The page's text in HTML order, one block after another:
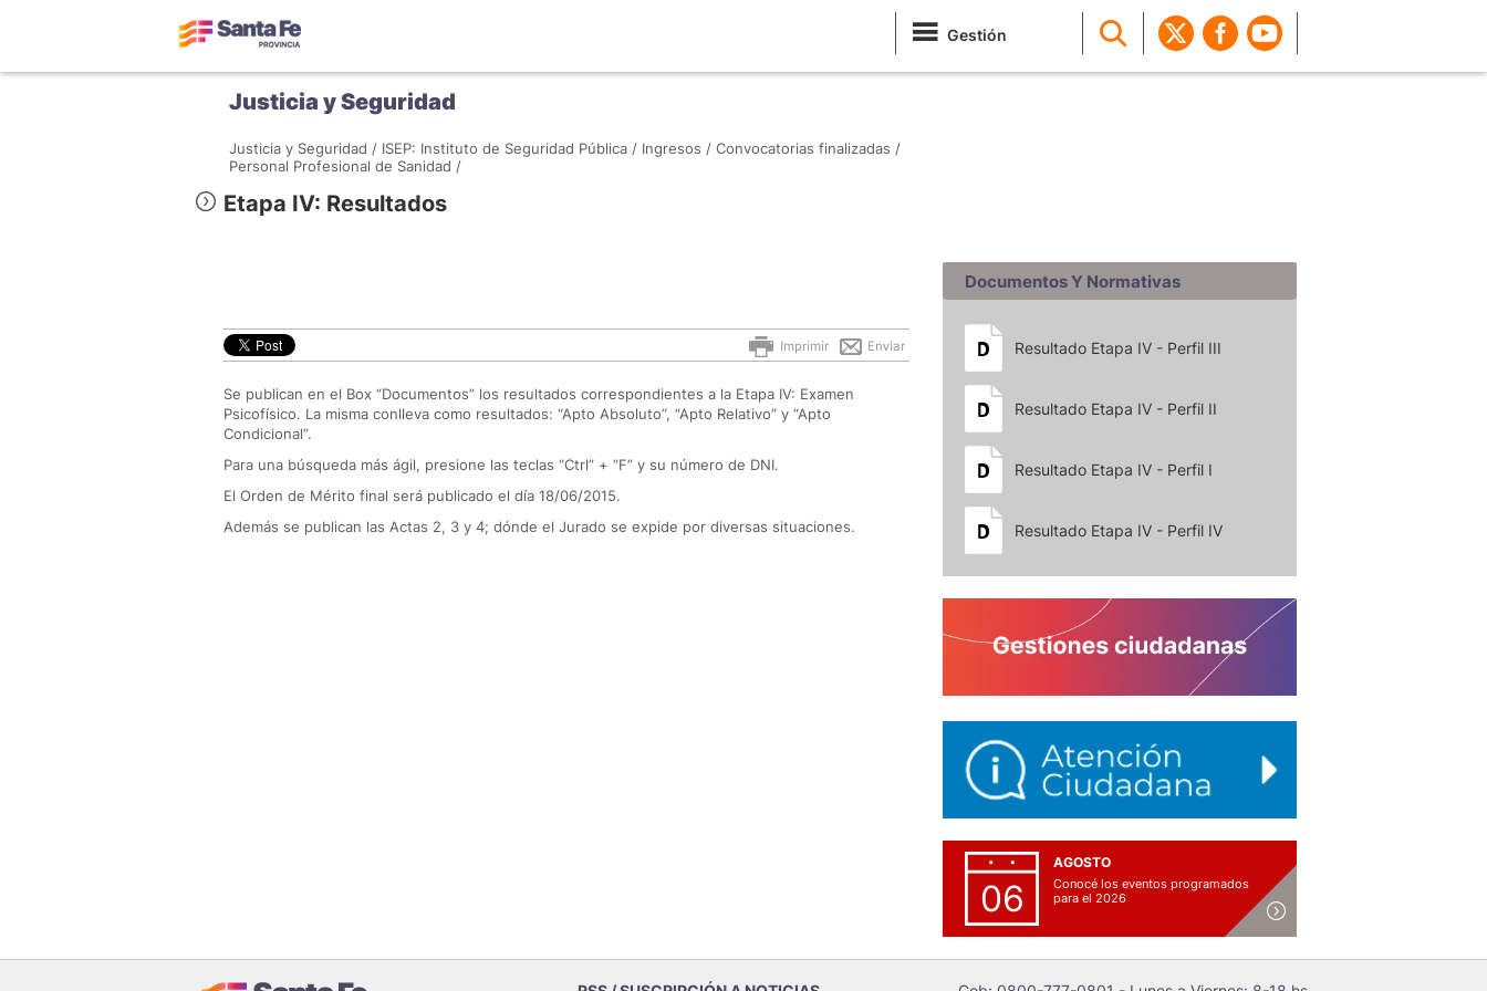
Gestión
Justicia y Seguridad
Justicia y Seguridad / ISEP: Instituto de Seguridad Pública / Ingresos / Convocatorias finalizadas /
Personal Profesional de Sanidad /
Etapa IV: Resultados
Enviar
Imprimir
Se publican en el Box “Documentos” los resultados correspondientes a la Etapa IV: Examen
Psicofísico. La misma conlleva como resultados: “Apto Absoluto”, “Apto Relativo” y “Apto
Condicional”.
Para una búsqueda más ágil, presione las teclas “Ctrl” + “F” y su número de DNI.
El Orden de Mérito final será publicado el día 18/06/2015.
Además se publican las Actas 2, 3 y 4; dónde el Jurado se expide por diversas situaciones.
Documentos Y Normativas
Resultado Etapa IV - Perfil III
Resultado Etapa IV - Perfil II
Resultado Etapa IV - Perfil I
Resultado Etapa IV - Perfil IV
06
AGOSTO
Conocé los eventos programados
para el 2026